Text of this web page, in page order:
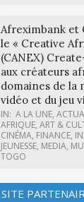
Afreximbank et
le « Creative
(CANEX)
aux créateurs
domaines de la
vidéo et du jeu
IN: A LA UNE,
AFRIQUE, ART &
CINÉMA, FINANCE,
JEUNESSE, MEDIA,
TOGO
SITE